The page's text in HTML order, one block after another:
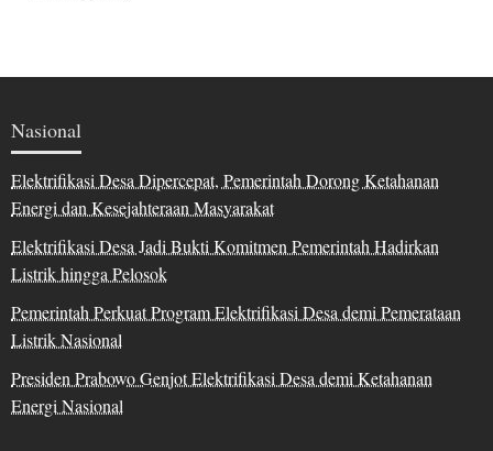
Nasional
Elektrifikasi Desa Dipercepat, Pemerintah Dorong Ketahanan
Energi dan Kesejahteraan Masyarakat
Elektrifikasi Desa Jadi Bukti Komitmen Pemerintah Hadirkan
Listrik hingga Pelosok
Pemerintah Perkuat Program Elektrifikasi Desa demi Pemerataan
Listrik Nasional
Presiden Prabowo Genjot Elektrifikasi Desa demi Ketahanan
Energi Nasional